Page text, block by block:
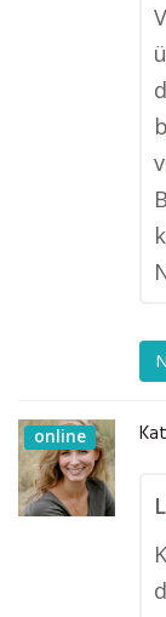
online